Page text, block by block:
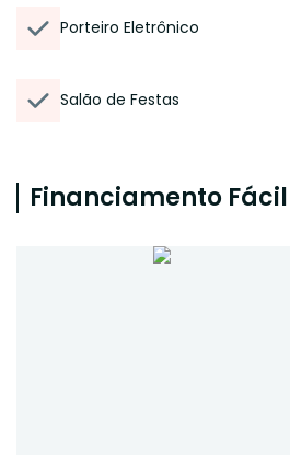
Porteiro Eletrônico
Salão de Festas
Financiamento Fácil